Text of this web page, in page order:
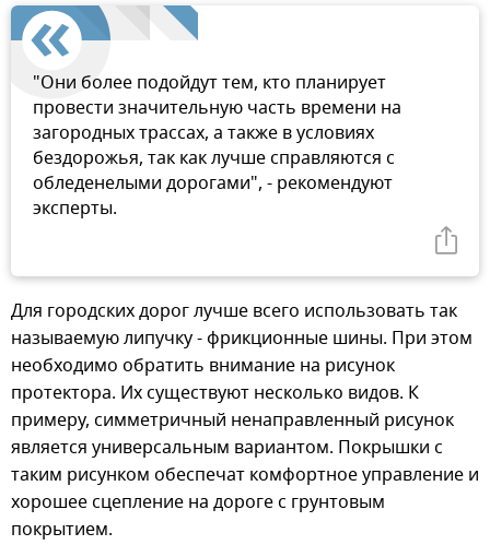
"Они более подойдут тем, кто планирует
провести значительную часть времени на
загородных трассах, а также в условиях
бездорожья, так как лучше справляются с
обледенелыми дорогами", - рекомендуют
эксперты.
Для городских дорог лучше всего использовать так
называемую липучку - фрикционные шины. При этом
необходимо обратить внимание на рисунок
протектора. Их существуют несколько видов. К
примеру, симметричный ненаправленный рисунок
является универсальным вариантом. Покрышки с
таким рисунком обеспечат комфортное управление и
хорошее сцепление на дороге с грунтовым
покрытием.